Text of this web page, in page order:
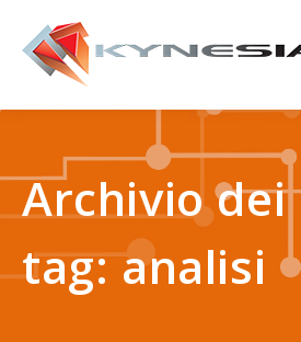
Archivio dei
tag:analisi